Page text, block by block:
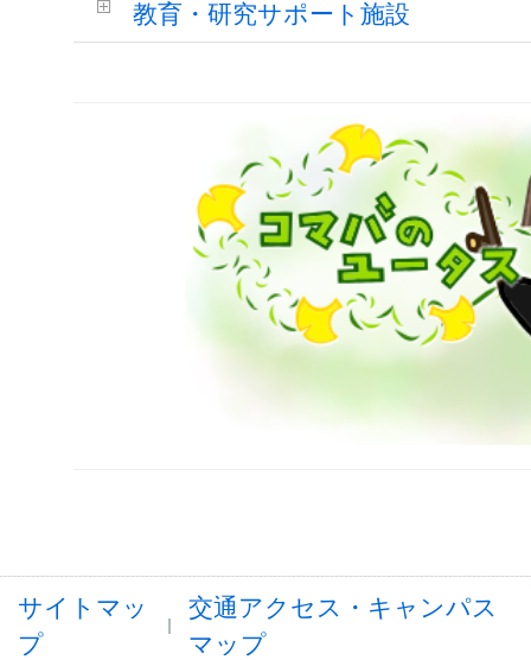
教育・研究サポート施設
サイトマッ
プ
交通アクセス・キャンパス
マップ